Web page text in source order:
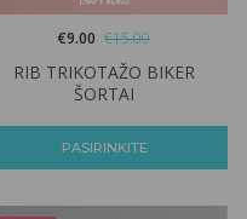
RIB TRIKOTAŽO BIKER
ŠORTAI
€9.00 €15.00
PASIRINKITE